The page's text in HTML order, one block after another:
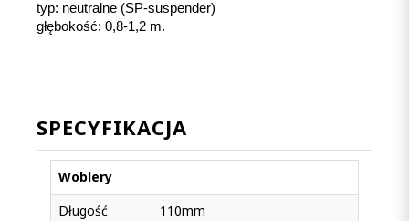
typ: neutralne (SP-suspender)
głębokość: 0,8-1,2 m.
SPECYFIKACJA
Woblery
Długość
110mm